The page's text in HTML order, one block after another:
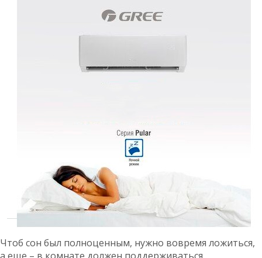
Чтоб сон был полноценным, нужно вовремя ложиться,